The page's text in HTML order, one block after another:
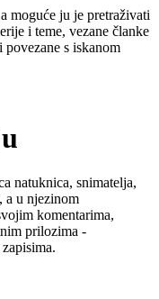
moguće ju je pretraživati
i teme, vezane članke
s iskanom
natuknica, snimatelja,
a u njezinom
komentarima,
prilozima -